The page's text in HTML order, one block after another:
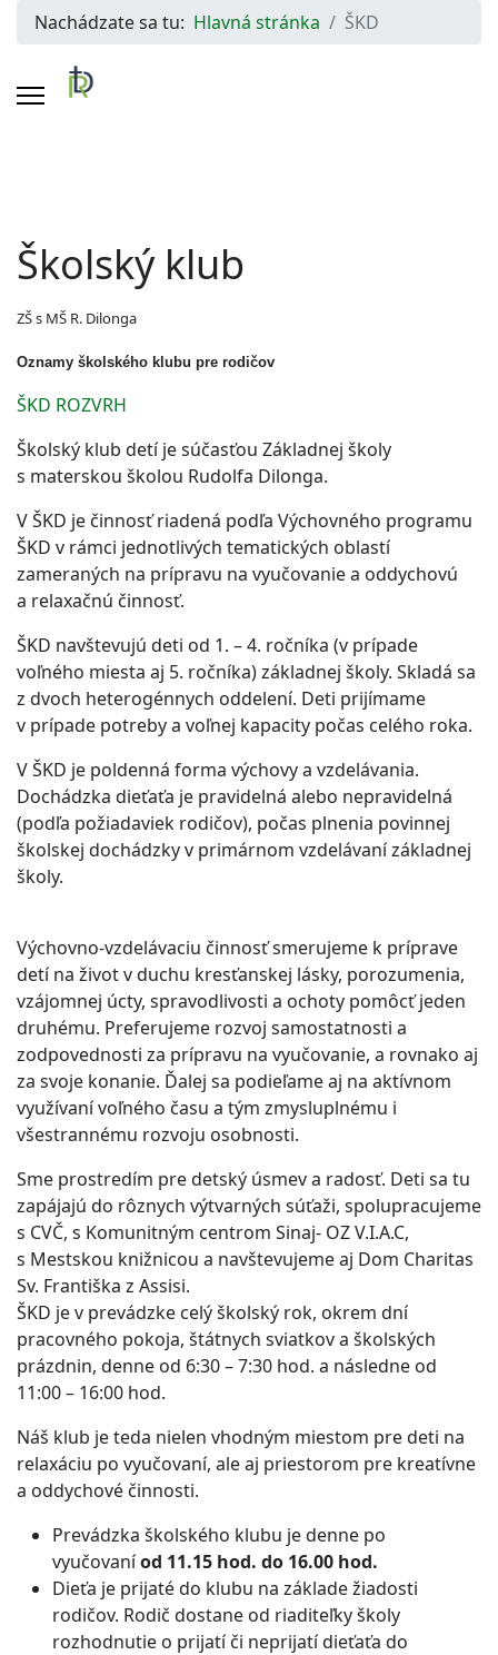
Nachádzate sa tu: Hlavná stránka ŠKD
Školský klub
ZŠ s MŠ R. Dilonga
Oznamy školského klubu pre rodičov
ŠKD ROZVRH
Školský klub detí je súčasťou Základnej školy
s materskou školou Rudolfa Dilonga.
V ŠKD je činnosť riadená podľa Výchovného programu
ŠKD v rámci jednotlivých tematických oblastí
zameraných na prípravu na vyučovanie a oddychovú
a relaxačnú činnosť.
ŠKD navštevujú deti od 1. – 4. ročníka (v prípade
voľného miesta aj 5. ročníka) základnej školy. Skladá sa
z dvoch heterogénnych oddelení. Deti prijímame
v prípade potreby a voľnej kapacity počas celého roka.
V ŠKD je poldenná forma výchovy a vzdelávania.
Dochádzka dieťaťa je pravidelná alebo nepravidelná
(podľa požiadaviek rodičov), počas plnenia povinnej
školskej dochádzky v primárnom vzdelávaní základnej
školy.
Výchovno-vzdelávaciu činnosť smerujeme k príprave
detí na život v duchu kresťanskej lásky, porozumenia,
vzájomnej úcty, spravodlivosti a ochoty pomôcť jeden
druhému. Preferujeme rozvoj samostatnosti a
zodpovednosti za prípravu na vyučovanie, a rovnako aj
za svoje konanie. Ďalej sa podieľame aj na aktívnom
využívaní voľného času a tým zmysluplnému i
všestrannému rozvoju osobnosti.
Sme prostredím pre detský úsmev a radosť. Deti sa tu
zapájajú do rôznych výtvarných súťaži, spolupracujeme
s CVČ, s Komunitným centrom Sinaj- OZ V.I.A.C,
s Mestskou knižnicou a navštevujeme aj Dom Charitas
Sv. Františka z Assisi.
ŠKD je v prevádzke celý školský rok, okrem dní
pracovného pokoja, štátnych sviatkov a školských
prázdnin, denne od 6:30 – 7:30 hod. a následne od
11:00 – 16:00 hod.
Náš klub je teda nielen vhodným miestom pre deti na
relaxáciu po vyučovaní, ale aj priestorom pre kreatívne
a oddychové činnosti.
Prevádzka školského klubu je denne po
vyučovaníod 11.15 hod. do 16.00 hod.
Dieťa je prijaté do klubu na základe žiadosti
rodičov. Rodič dostane od riaditeľky školy
rozhodnutie o prijatí či neprijatí dieťaťa do